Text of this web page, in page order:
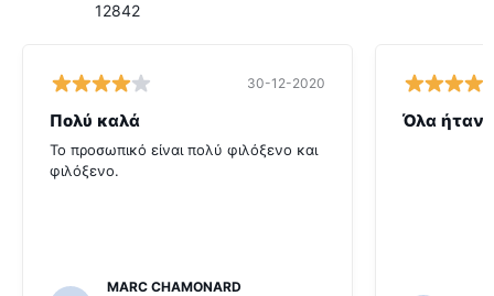
12842
30-12-2020
Πολύ καλά
Το προσωπικό είναι πολύ φιλόξενο και
φιλόξενο.
MARC CHAMONARD
Όλα ήταν